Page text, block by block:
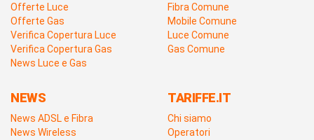
Offerte Luce
Offerte Gas
Verifica Copertura Luce
Verifica Copertura Gas
News Luce e Gas
Fibra Comune
Mobile Comune
Luce Comune
Gas Comune
NEWS
News ADSL e Fibra
News Wireless
TARIFFE.IT
Chi siamo
Operatori